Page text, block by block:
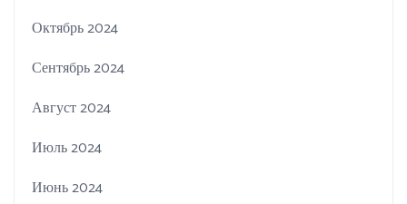
Октябрь 2024
Сентябрь 2024
Август 2024
Июль 2024
Июнь 2024